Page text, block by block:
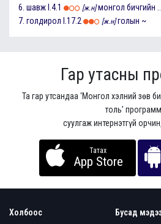
6. шавж I.4.1 [ж.н] монгол бичгийн
7. голдирол I.17.2 [ж.н] голын ~
Гар утасны
Та гар утсандаа ‘Монгол хэлний зөв
толь’
суулгаж интернэтгүй
Татах
App Store
Холбоос
Бусад